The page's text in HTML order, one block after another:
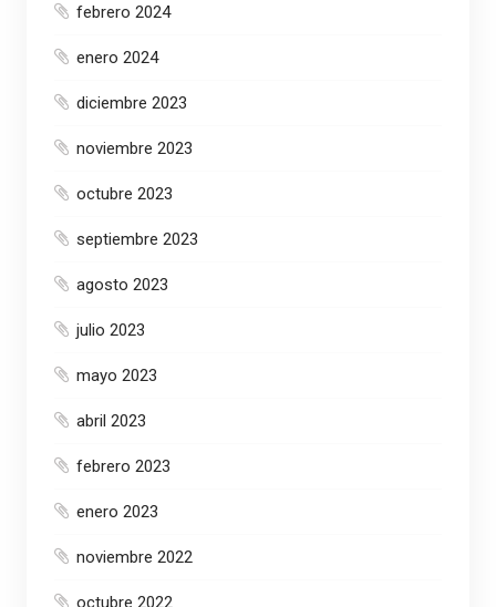
febrero 2024
enero 2024
diciembre 2023
noviembre 2023
octubre 2023
septiembre 2023
agosto 2023
julio 2023
mayo 2023
abril 2023
febrero 2023
enero 2023
noviembre 2022
octubre 2022